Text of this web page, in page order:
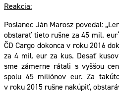
Reakcia:
Poslanec Ján Marosz povedal:
obstarať tieto rušne za 45 mil.
ČD Cargo dokonca v roku 2016
za 4 mil. eur za kus. Desať
sme zámerne rátali s vyššou
spolu 45 miliónov eur. Za
v roku 2015 rušne nakúpiť,